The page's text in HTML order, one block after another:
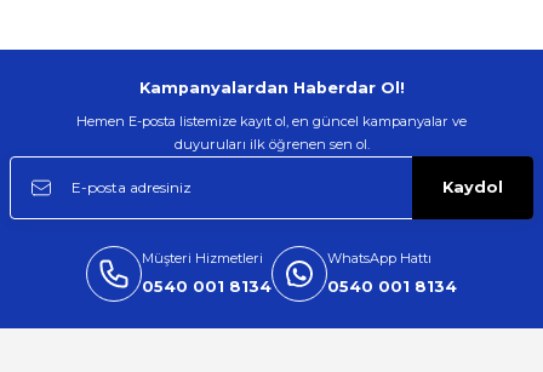
Kampanyalardan Haberdar Ol!
Hemen E-posta listemize kayıt ol, en güncel kampanyalar ve
duyuruları ilk öğrenen sen ol.
Kaydol
Müşteri Hizmetleri
0540 001 8134
WhatsApp Hattı
0540 001 8134